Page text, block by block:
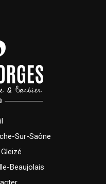
Sur-Saône
Beaujolais